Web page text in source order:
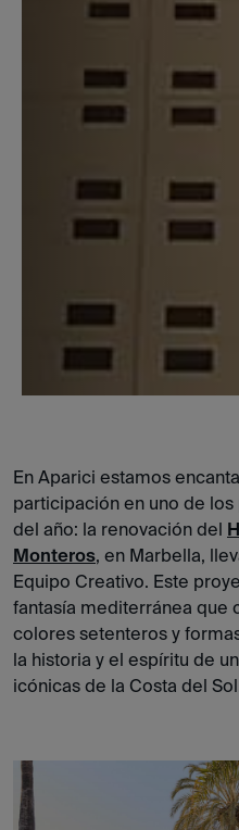
En Aparici estamos
participación en uno de
del año: la renovación del
Monteros, en Marbella,
Equipo Creativo. Este
fantasía mediterránea que
colores setenteros y
la historia y el espíritu de
icónicas de la Costa del